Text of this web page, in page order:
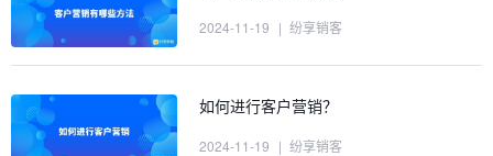
2024-11-19 | 纷享销客
如何进行客户营销？
2024-11-19 | 纷享销客